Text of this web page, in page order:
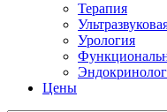
Терапия
Урология
Цены